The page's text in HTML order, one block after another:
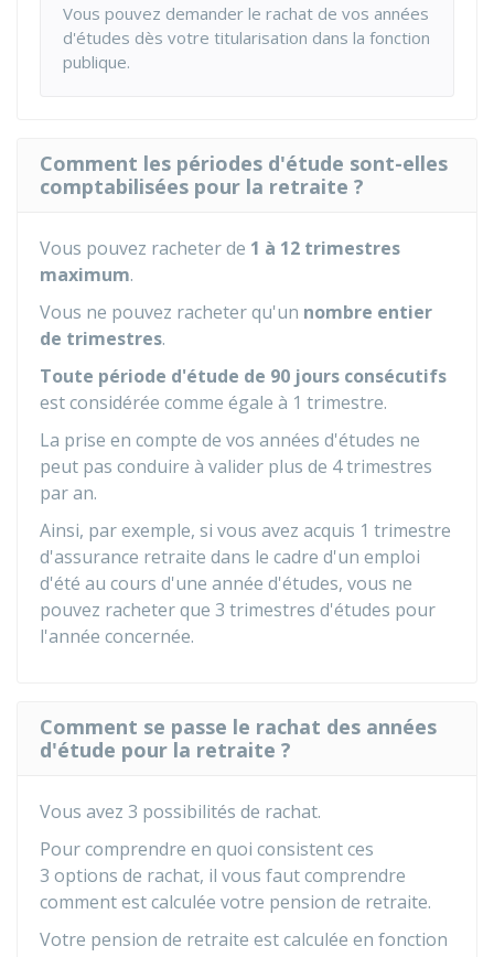
Vous pouvez demander le rachat de vos années
d'études dès votre titularisation dans la fonction
publique.
Comment les périodes d'étude sont-elles
comptabilisées pour la retraite ?
Vous pouvez racheter de 1 à 12 trimestres
maximum.
Vous ne pouvez racheter qu'un nombre entier
de trimestres.
Toute période d'étude de 90 jours consécutifs
est considérée comme égale à 1 trimestre.
La prise en compte de vos années d'études ne
peut pas conduire à valider plus de 4 trimestres
par an.
Ainsi, par exemple, si vous avez acquis 1 trimestre
d'assurance retraite dans le cadre d'un emploi
d'été au cours d'une année d'études, vous ne
pouvez racheter que 3 trimestres d'études pour
l'année concernée.
Comment se passe le rachat des années
d'étude pour la retraite ?
Vous avez 3 possibilités de rachat.
Pour comprendre en quoi consistent ces
3 options de rachat, il vous faut comprendre
comment est calculée votre pension de retraite.
Votre pension de retraite est calculée en fonction